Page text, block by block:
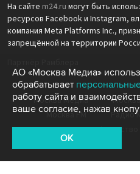
На сайте m24.ru могут быть
ресурсов Facebook и Instagram,
компания Meta Platforms Inc.,
запрещённой на территории
Москва Медиа
Москва FM
Радио
Агентство
АО «Москва Медиа»
обрабатывает
работу сайта и
ваше согласие, нажав
OK